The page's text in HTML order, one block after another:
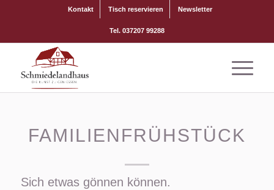
Kontakt Tisch reservieren Newsletter
Tel. 037207 99288
FAMILIENFRÜHSTÜCK
Sich etwas gönnen können.